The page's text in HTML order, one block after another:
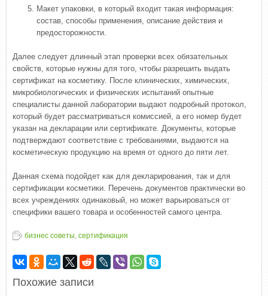
Макет упаковки, в который входит такая информация:
состав, способы применения, описание действия и
предосторожности.
Далее следует длинный этап проверки всех обязательных
свойств, которые нужны для того, чтобы разрешить выдать
сертификат на косметику. После клинических, химических,
микробиологических и физических испытаний опытные
специалисты данной лаборатории выдают подробный протокол,
который будет рассматриваться комиссией, а его номер будет
указан на декларации или сертификате. Документы, которые
подтверждают соответствие с требованиями, выдаются на
косметическую продукцию на время от одного до пяти лет.
Данная схема подойдет как для декларирования, так и для
сертификации косметики. Перечень документов практически во
всех учреждениях одинаковый, но может варьироваться от
специфики вашего товара и особенностей самого центра.
бизнес советы, сертификация
Похожие записи